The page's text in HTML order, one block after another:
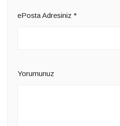
ePosta Adresiniz *
Yorumunuz